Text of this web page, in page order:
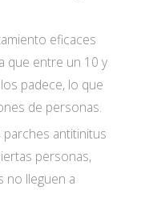
eficaces
que entre un 10 y
padece, lo que
de personas.
antitinitus
personas,
no lleguen a